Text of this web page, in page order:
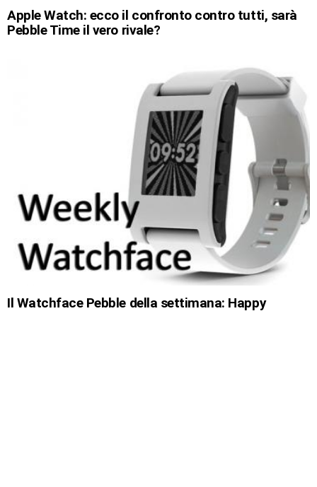
Apple Watch: ecco il confronto contro tutti, sarà
Pebble Time il vero rivale?
Il Watchface Pebble della settimana: Happy